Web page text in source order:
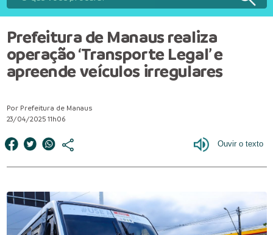
Prefeitura de Manaus realiza
operação ‘Transporte Legal’ e
apreende veículos irregulares
Por Prefeitura de Manaus
23/04/2025 11h06